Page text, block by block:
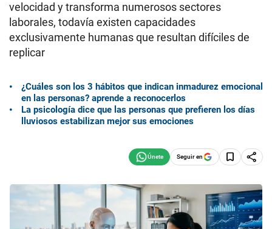
velocidad y transforma numerosos sectores
laborales, todavía existen capacidades
exclusivamente humanas que resultan difíciles de
replicar
¿Cuáles son los 3 hábitos que indican inmadurez emocional
en las personas? aprende a reconocerlos
La psicología dice que las personas que prefieren los días
lluviosos estabilizan mejor sus emociones
Seguir en